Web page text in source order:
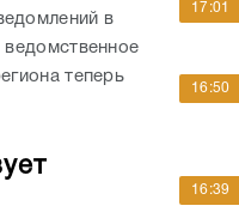
в
теперь
17:01
16:50
16:39